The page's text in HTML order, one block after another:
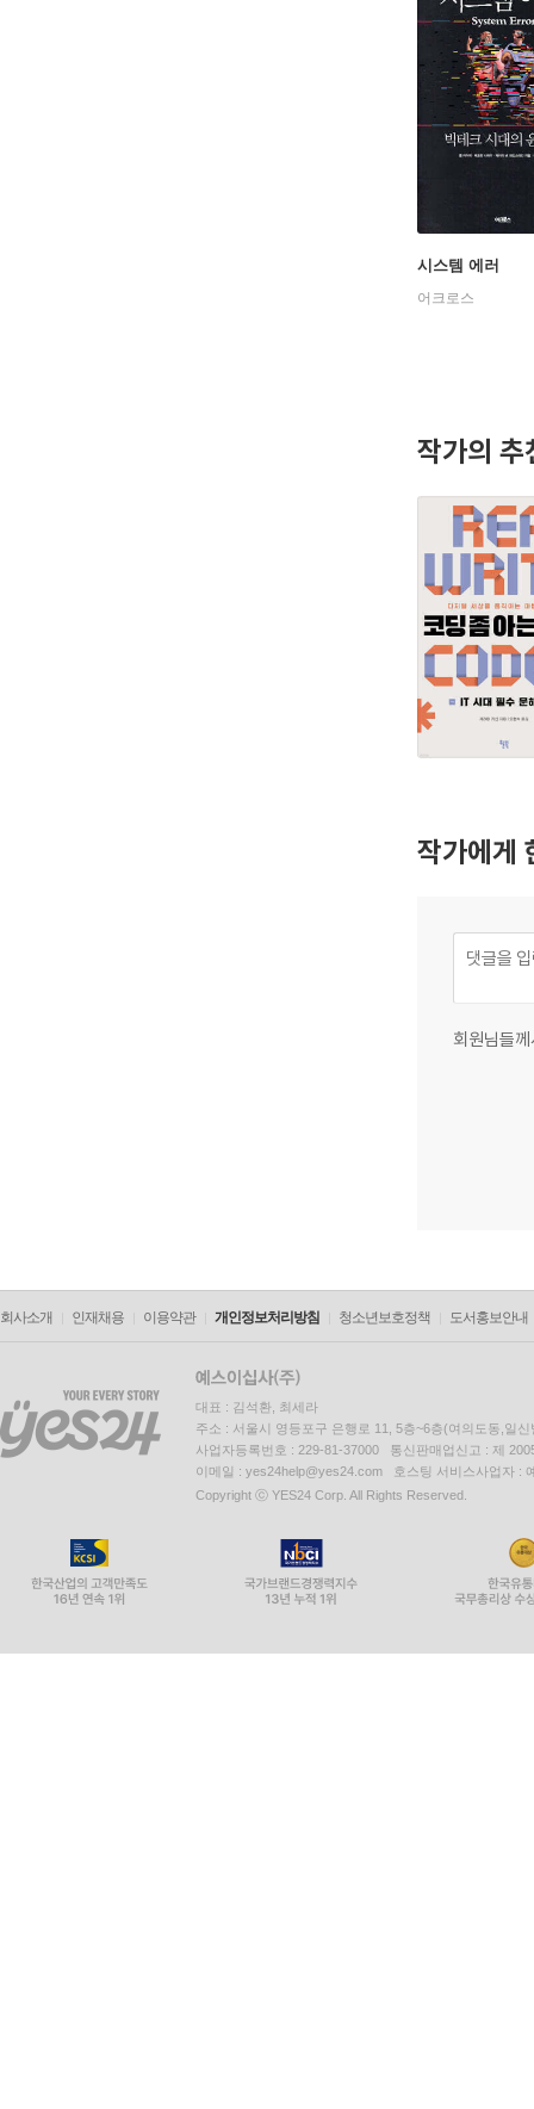
시스템 에러
어크로스
작가의 추
작가에게
회원님들
회사소개 인재채용 이용약관 개인정보처리방침 청소년보호정책 도서홍보안내
대표 : 김석환, 최세라
주소 : 서울시 영등포구 은행로 11, 5층~6층(여의도동,일신
사업자등록번호 : 229-81-37000 통신판매업신고 : 제
이메일 : yes24help@yes24.com 호스팅 서비스사업자 :
Copyright ⓒ YES24 Corp. All Rights Reserved.